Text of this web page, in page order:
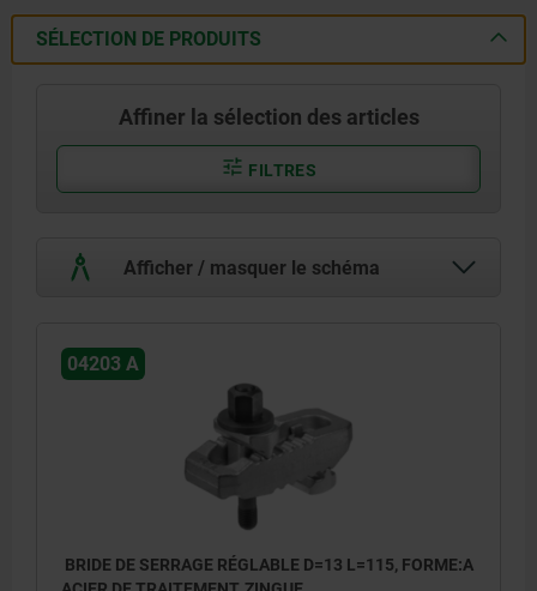
SÉLECTION DE PRODUITS
Affiner la sélection des articles
FILTRES
Afficher / masquer le schéma
04203 A
BRIDE DE SERRAGE RÉGLABLE D=13 L=115, FORME:A